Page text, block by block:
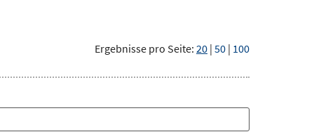
Ergebnisse pro Seite: 20 | 50 | 100